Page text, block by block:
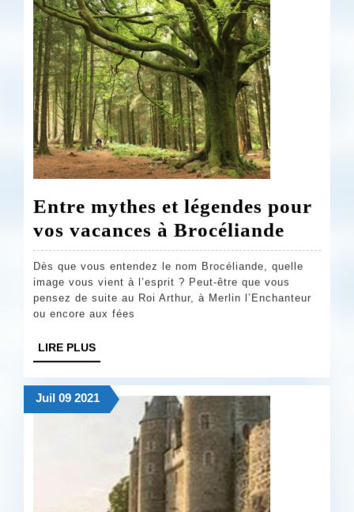
d’Oléron
Entre mythes et légendes pour
vos vacances à Brocéliande
mythes
et
Dès que vous entendez le nom Brocéliande, quelle
image vous vient à l’esprit ? Peut-être que vous
pensez de suite au Roi Arthur, à Merlin l’Enchanteur
ou encore aux fées
LIRE PLUSLIRE
PLUS
Juil9
juillet
099
juillet
2021
juillet